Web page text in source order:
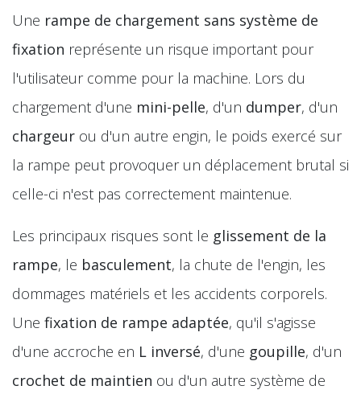
Une rampe de chargement sans système de
fixation représente un risque important pour
l'utilisateur comme pour la machine. Lors du
chargement d'une mini-pelle, d'un dumper, d'un
chargeur ou d'un autre engin, le poids exercé sur
la rampe peut provoquer un déplacement brutal si
celle-ci n'est pas correctement maintenue.
Les principaux risques sont le glissement de la
rampe, le basculement, la chute de l'engin, les
dommages matériels et les accidents corporels.
Une fixation de rampe adaptée, qu'il s'agisse
d'une accroche en L inversé, d'une goupille, d'un
crochet de maintien ou d'un autre système de